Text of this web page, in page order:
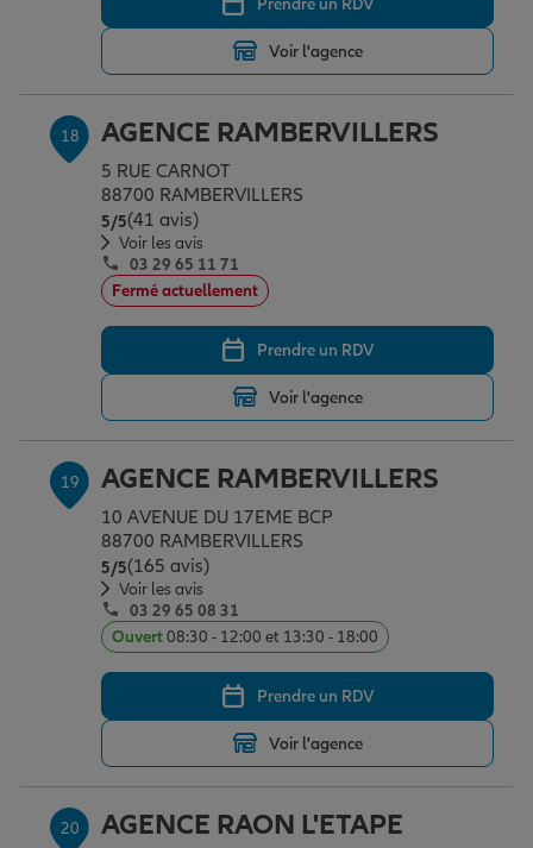
Voir l'agence
18 AGENCE RAMBERVILLERS
5 RUE CARNOT
88700 RAMBERVILLERS
5/5Note de 5 sur 5
(41 avis)
Voir les avis
03 29 65 11 71
Fermé actuellement
Prendre un RDV
Voir l'agence
19 AGENCE RAMBERVILLERS
10 AVENUE DU 17EME BCP
88700 RAMBERVILLERS
5/5Note de 5 sur 5
(165 avis)
Voir les avis
03 29 65 08 31
Ouvert08:30 - 12:00 et 13:30 - 18:00
Prendre un RDV
Voir l'agence
20 AGENCE RAON L'ETAPE